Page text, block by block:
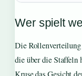
Wer spielt
Die
die über die Staffeln